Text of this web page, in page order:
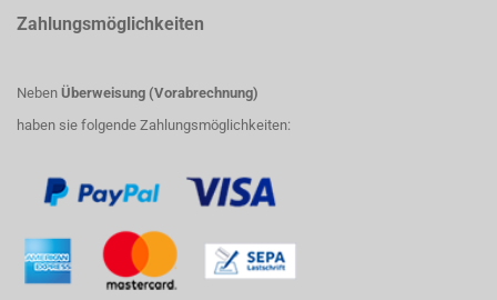
Zahlungsmöglichkeiten
Neben Überweisung (Vorabrechnung)
haben sie folgende Zahlungsmöglichkeiten: